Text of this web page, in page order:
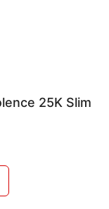
25K Slim